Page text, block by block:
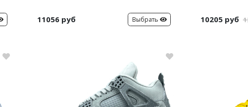
11056 руб Выбрать 10205 руб